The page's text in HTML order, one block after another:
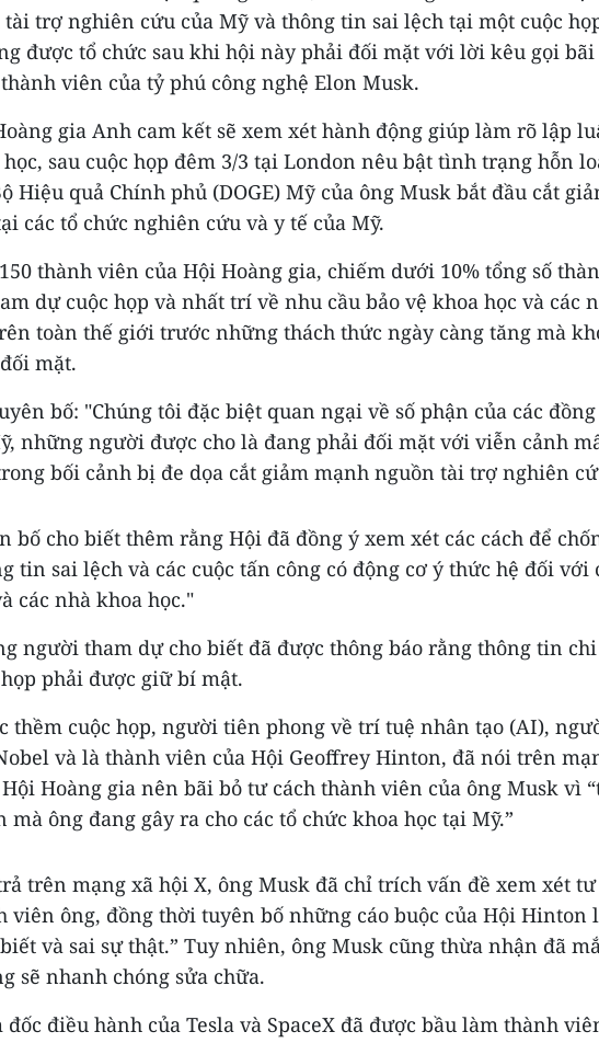
tài trợ nghiên cứu của Mỹ và thông tin sai lệch tại một cuộc
được tổ chức sau khi hội này phải đối mặt với lời kêu gọi
viên của tỷ phú công nghệ Elon Musk.
gia Anh cam kết sẽ xem xét hành động giúp làm rõ lập
sau cuộc họp đêm 3/3 tại London nêu bật tình trạng hỗn
Hiệu quả Chính phủ (DOGE) Mỹ của ông Musk bắt đầu cắt
các tổ chức nghiên cứu và y tế của Mỹ.
thành viên của Hội Hoàng gia, chiếm dưới 10% tổng số
dự cuộc họp và nhất trí về nhu cầu bảo vệ khoa học và các
toàn thế giới trước những thách thức ngày càng tăng mà
mặt.
bố: "Chúng tôi đặc biệt quan ngại về số phận của các
những người được cho là đang phải đối mặt với viễn cảnh
bối cảnh bị đe dọa cắt giảm mạnh nguồn tài trợ nghiên
bố cho biết thêm rằng Hội đã đồng ý xem xét các cách để
tin sai lệch và các cuộc tấn công có động cơ ý thức hệ đối với
các nhà khoa học."
người tham dự cho biết đã được thông báo rằng thông tin
phải được giữ bí mật.
thềm cuộc họp, người tiên phong về trí tuệ nhân tạo (AI),
và là thành viên của Hội Geoffrey Hinton, đã nói trên
Hoàng gia nên bãi bỏ tư cách thành viên của ông Musk vì
mà ông đang gây ra cho các tổ chức khoa học tại Mỹ.”
trên mạng xã hội X, ông Musk đã chỉ trích vấn đề xem xét tư
viên ông, đồng thời tuyên bố những cáo buộc của Hội Hinton
và sai sự thật.” Tuy nhiên, ông Musk cũng thừa nhận đã
sẽ nhanh chóng sửa chữa.
đốc điều hành của Tesla và SpaceX đã được bầu làm thành